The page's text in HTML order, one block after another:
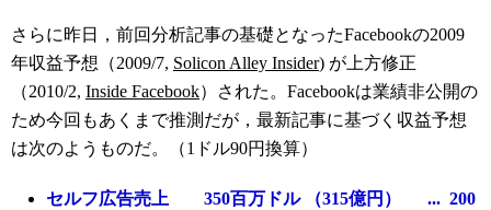
さらに昨日，前回分析記事の基礎となったFacebookの2009
年収益予想（2009/7, Solicon Alley Insider) が上方修正
（2010/2, Inside Facebook）された。Facebookは業績非公開の
ため今回もあくまで推測だが，最新記事に基づく収益予想
は次のようものだ。（1ドル90円換算）
セルフ広告売上 350百万ドル （315億円） ... 200